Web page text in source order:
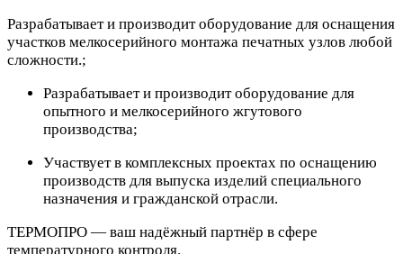
Разрабатывает и производит оборудование для оснащения
участков мелкосерийного монтажа печатных узлов любой
сложности.;
Разрабатывает и производит оборудование для
опытного и мелкосерийного жгутового
производства;
Участвует в комплексных проектах по оснащению
производств для выпуска изделий специального
назначения и гражданской отрасли.
ТЕРМОПРО — ваш надёжный партнёр в сфере
температурного контроля.